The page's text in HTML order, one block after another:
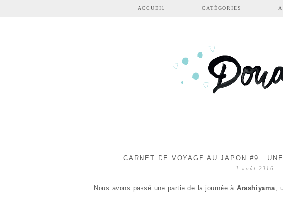
Aller au contenu principal
ACCUEIL CATÉGORIES
CARNET DE VOYAGE AU JAPON #9 :
1 août 2016
Nous avons passé une partie de la journée à Arashiyama,